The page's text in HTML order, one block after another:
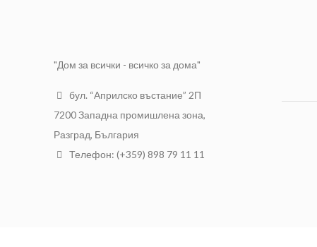
"Дом за всички - всичко за дома"
бул. “Априлско въстание” 2П
7200 Западна промишлена зона,
Разград, България
Телефон: (+359) 898 79 11 11